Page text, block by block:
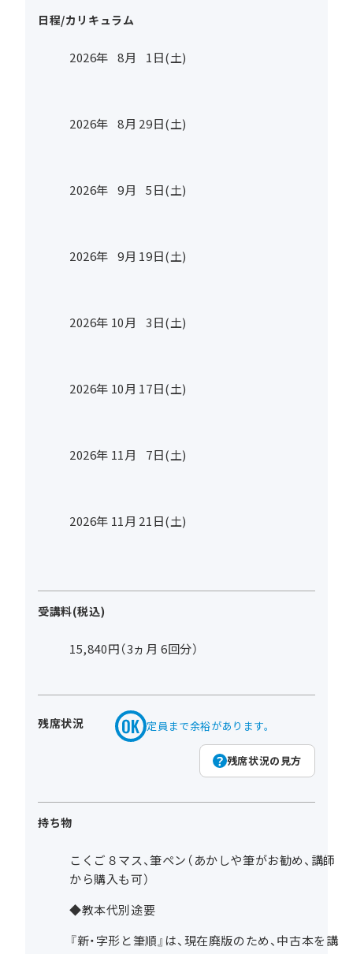
日程/カリキュラム
2026年 8月 1日(土)
2026年 8月 29日(土)
2026年 9月 5日(土)
2026年 9月 19日(土)
2026年 10月 3日(土)
2026年 10月 17日(土)
2026年 11月 7日(土)
2026年 11月 21日(土)
受講料(税込)
15,840円（3ヵ月 6回分）
残席状況 定員まで余裕があります。
残席状況の見方
持ち物
こくご８マス、筆ペン（あかしや筆がお勧め、講師
から購入も可）
◆教本代別途要
『新・字形と筆順』は、現在廃版のため、中古本を講